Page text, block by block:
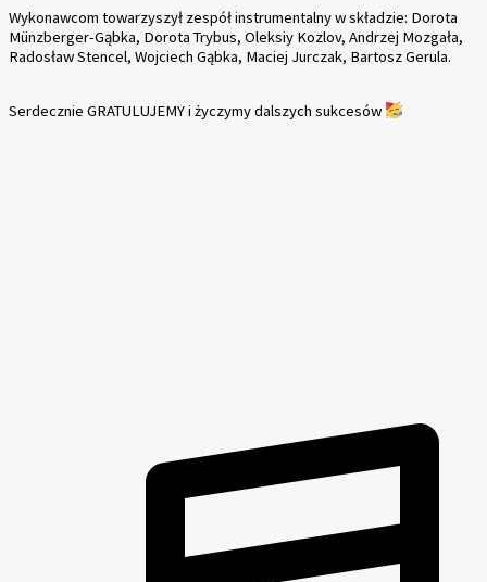
Wykonawcom towarzyszył zespół instrumentalny w składzie: Dorota
Münzberger-Gąbka, Dorota Trybus, Oleksiy Kozlov, Andrzej Mozgała,
Radosław Stencel, Wojciech Gąbka, Maciej Jurczak, Bartosz Gerula.
Serdecznie GRATULUJEMY i życzymy dalszych sukcesów